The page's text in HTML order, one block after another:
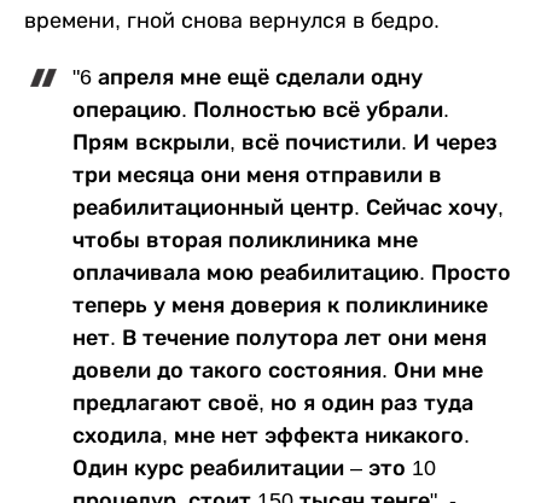
времени, гной снова вернулся в бедро.
"6 апреля мне ещё сделали одну
операцию. Полностью всё убрали.
Прям вскрыли, всё почистили. И через
три месяца они меня отправили в
реабилитационный центр. Сейчас хочу,
чтобы вторая поликлиника мне
оплачивала мою реабилитацию. Просто
теперь у меня доверия к поликлинике
нет. В течение полутора лет они меня
довели до такого состояния. Они мне
предлагают своё, но я один раз туда
сходила, мне нет эффекта никакого.
Один курс реабилитации – это 10